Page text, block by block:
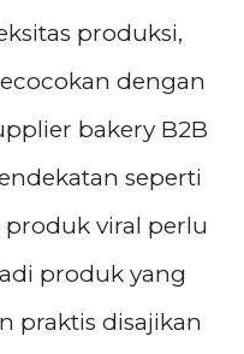
produksi,
dengan
bakery B2B
seperti
viral perlu
produk yang
praktis disajikan